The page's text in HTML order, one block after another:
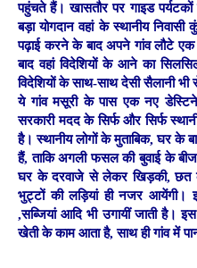
पहुंचते हैं। खासतौर पर गाइड
बड़ा योगदान वहां के स्थानीय
पढ़ाई करने के बाद अपने गांव लौटे एक
बाद वहां विदेशियों के आने का
विदेशियों के साथ-साथ देसी सैलानी भी
ये गांव मसूरी के पास एक नए
सरकारी मदद के सिर्फ और सिर्फ
है। स्थानीय लोगों के मुताबिक, घर के
हैं, ताकि अगली फसल की बुवाई के
घर के दरवाजे से लेकर खिड़की, छत
भुट्टों की लड़ियां ही नजर आयेंगी।
,सब्जियां आदि भी उगायीं जाती है।
खेती के काम आता है, साथ ही गांव में